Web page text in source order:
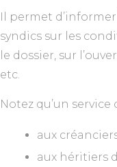
Il permet
syndics sur les
le dossier, sur
etc.
Notez qu’un
aux
aux héritiers